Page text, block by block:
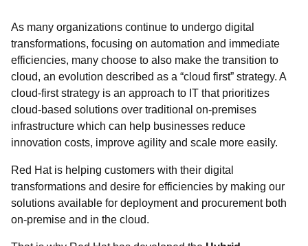
As many organizations continue to undergo digital
transformations, focusing on automation and immediate
efficiencies, many choose to also make the transition to
cloud, an evolution described as a “cloud first” strategy. A
cloud-first strategy is an approach to IT that prioritizes
cloud-based solutions over traditional on-premises
infrastructure which can help businesses reduce
innovation costs, improve agility and scale more easily.
Red Hat is helping customers with their digital
transformations and desire for efficiencies by making our
solutions available for deployment and procurement both
on-premise and in the cloud.